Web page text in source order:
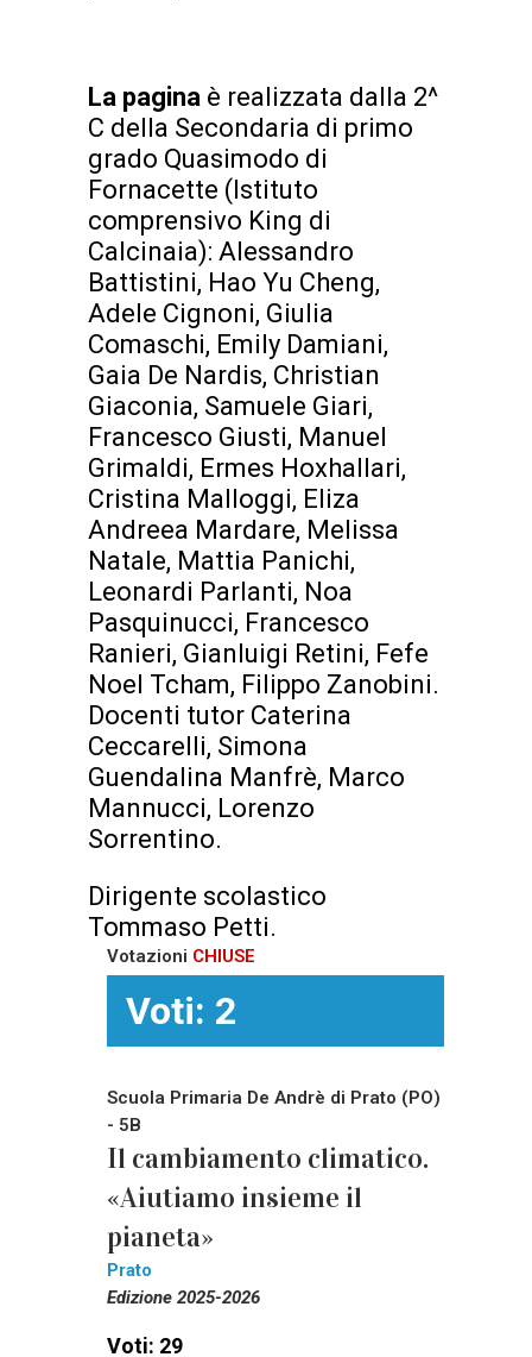
La pagina è realizzata dalla 2^
C della Secondaria di primo
grado Quasimodo di
Fornacette (Istituto
comprensivo King di
Calcinaia): Alessandro
Battistini, Hao Yu Cheng,
Adele Cignoni, Giulia
Comaschi, Emily Damiani,
Gaia De Nardis, Christian
Giaconia, Samuele Giari,
Francesco Giusti, Manuel
Grimaldi, Ermes Hoxhallari,
Cristina Malloggi, Eliza
Andreea Mardare, Melissa
Natale, Mattia Panichi,
Leonardi Parlanti, Noa
Pasquinucci, Francesco
Ranieri, Gianluigi Retini, Fefe
Noel Tcham, Filippo Zanobini.
Docenti tutor Caterina
Ceccarelli, Simona
Guendalina Manfrè, Marco
Mannucci, Lorenzo
Sorrentino.
Dirigente scolastico
Tommaso Petti.
Votazioni CHIUSE
Voti: 2
Scuola Primaria De Andrè di Prato (PO)
- 5B
Il cambiamento climatico.
«Aiutiamo insieme il
pianeta»
Prato
Edizione 2025-2026
Voti: 29